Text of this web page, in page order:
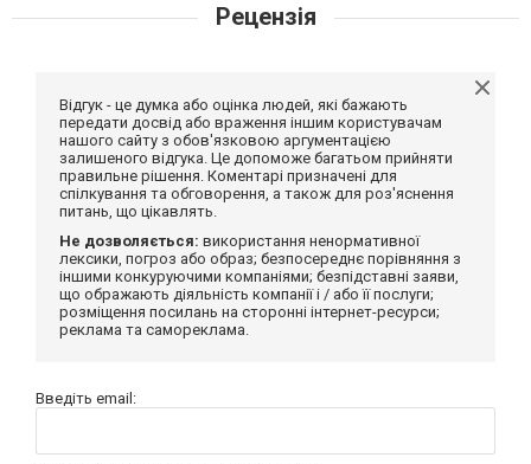
Рецензія
Відгук - це думка або оцінка людей, які бажають
передати досвід або враження іншим користувачам
нашого сайту з обов'язковою аргументацією
залишеного відгука. Це допоможе багатьом прийняти
правильне рішення. Коментарі призначені для
спілкування та обговорення, а також для роз'яснення
питань, що цікавлять.
Не дозволяється: використання ненормативної
лексики, погроз або образ; безпосереднє порівняння з
іншими конкуруючими компаніями; безпідставні заяви,
що ображають діяльність компанії і / або її послуги;
розміщення посилань на сторонні інтернет-ресурси;
реклама та самореклама.
Введіть email: